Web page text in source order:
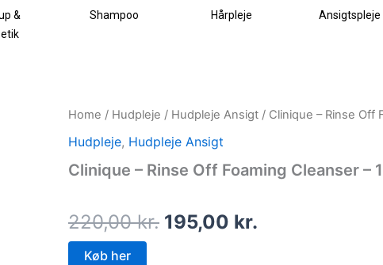
&
Shampoo Hårpleje Ansigtspleje
Home / Hudpleje / Hudpleje Ansigt / Clinique – Rinse Off
Hudpleje, Hudpleje Ansigt
Clinique – Rinse Off Foaming Cleanser –
220,00kr.
Original
price
was:
220,00 kr..
195,00 kr.
Current
is:
Køb her